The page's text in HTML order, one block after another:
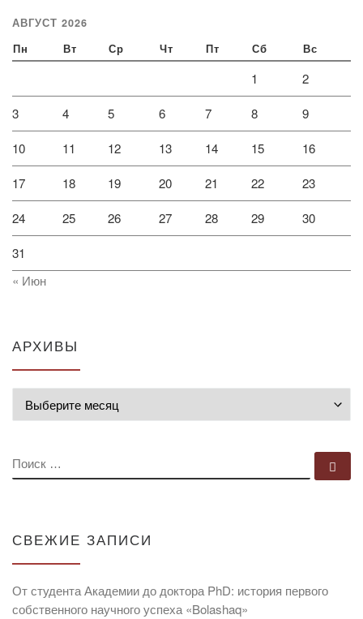
АВГУСТ 2026
Пн Вт Ср Чт Пт Сб Вс
1 2
3 4 5 6 7 8 9
10 11 12 13 14 15 16
17 18 19 20 21 22 23
24 25 26 27 28 29 30
31
« Июн
АРХИВЫ
ПОИСК
СВЕЖИЕ ЗАПИСИ
От студента Академии до доктора PhD: история первого
собственного научного успеха «Bolashaq»